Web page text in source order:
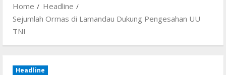
Home
Headline
Sejumlah Ormas di Lamandau Dukung Pengesahan UU
TNI
Headline